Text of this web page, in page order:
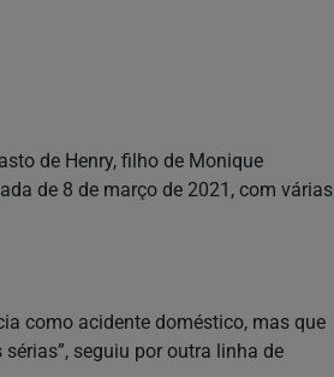
de Henry, filho de Monique
de 8 de março de 2021, com várias
como acidente doméstico, mas que
seguiu por outra linha de